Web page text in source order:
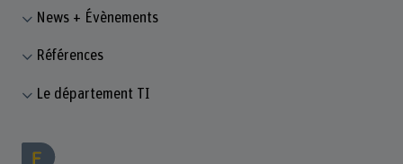
News + Évènements
Références
Le département TI